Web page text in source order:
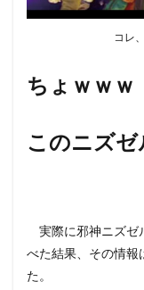
コレ
ちょｗｗｗ
このニズゼ
実際に邪神ニズゼ
べた結果、その情報
た。